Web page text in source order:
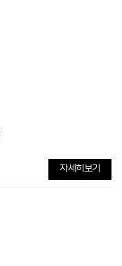
자세히보기